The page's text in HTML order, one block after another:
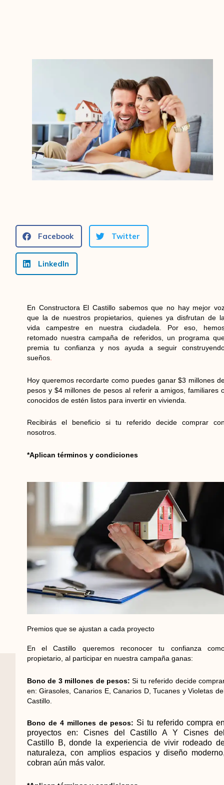
Facebook Twitter
LinkedIn
En Constructora El Castillo sabemos que no hay mejor
que la de nuestros propietarios, quienes ya disfrutan de
vida campestre en nuestra ciudadela. Por eso,
retomado nuestra campaña de referidos, un programa
premia tu confianza y nos ayuda a seguir
sueños.
Hoy queremos recordarte como puedes ganar $3 millones
pesos y $4 millones de pesos al referir a amigos, familiares
conocidos de estén listos para invertir en vivienda.
Recibirás el beneficio si tu referido decide comprar
nosotros.
*Aplican términos y condiciones
Premios que se ajustan a cada proyecto
En el Castillo queremos reconocer tu confianza
propietario, al participar en nuestra campaña ganas:
Bono de 3 millones de pesos:Si tu referido decide
en: Girasoles, Canarios E, Canarios D, Tucanes y Violetas
Castillo.
Bono de 4 millones de pesos: Si tu referido compra
proyectos en: Cisnes del Castillo A Y Cisnes
Castillo B, donde la experiencia de vivir rodeado
naturaleza, con amplios espacios y diseño
cobran aún más valor.